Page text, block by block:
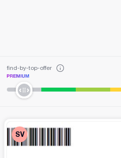
find-by-top-offer
SV